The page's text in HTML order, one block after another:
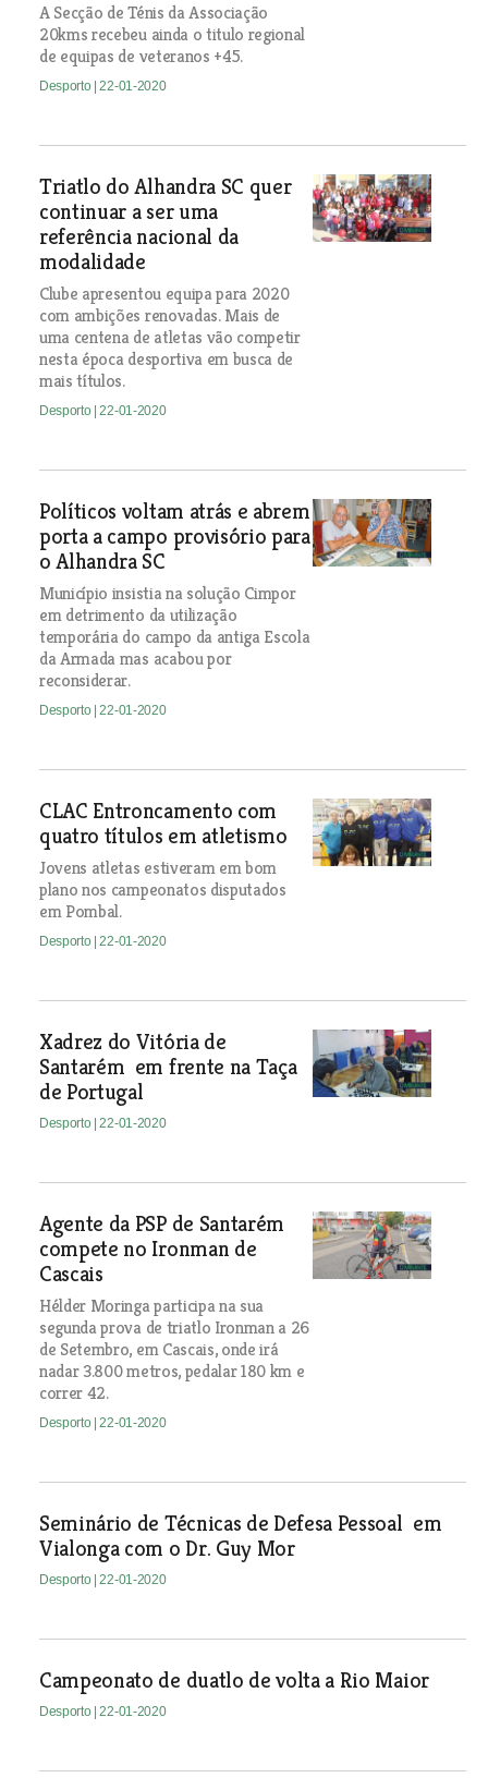
A Secção de Ténis da Associação
20kms recebeu ainda o titulo regional
de equipas de veteranos +45.
Desporto | 22-01-2020
Triatlo do Alhandra SC quer
continuar a ser uma
referência nacional da
modalidade
Clube apresentou equipa para 2020
com ambições renovadas. Mais de
uma centena de atletas vão competir
nesta época desportiva em busca de
mais títulos.
Desporto | 22-01-2020
Políticos voltam atrás e abrem
porta a campo provisório para
o Alhandra SC
Município insistia na solução Cimpor
em detrimento da utilização
temporária do campo da antiga Escola
da Armada mas acabou por
reconsiderar.
Desporto | 22-01-2020
CLAC Entroncamento com
quatro títulos em atletismo
Jovens atletas estiveram em bom
plano nos campeonatos disputados
em Pombal.
Desporto | 22-01-2020
Xadrez do Vitória de
Santarém em frente na Taça
de Portugal
Desporto | 22-01-2020
Agente da PSP de Santarém
compete no Ironman de
Cascais
Hélder Moringa participa na sua
segunda prova de triatlo Ironman a 26
de Setembro, em Cascais, onde irá
nadar 3.800 metros, pedalar 180 km e
correr 42.
Desporto | 22-01-2020
Seminário de Técnicas de Defesa Pessoal em
Vialonga com o Dr. Guy Mor
Desporto | 22-01-2020
Campeonato de duatlo de volta a Rio Maior
Desporto | 22-01-2020